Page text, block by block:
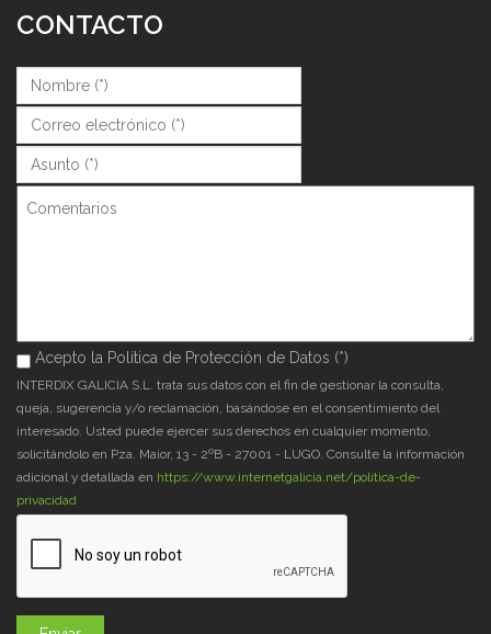
CONTACTO
Nombre (*)*
Correo (*)*
Asunto (*)*
Comentarios
Acepto la Política de Protección de Datos (*)
Acepto la Política de Protección de Datos (*)
INTERDIX GALICIA S.L. trata sus datos con el fin de gestionar la consulta,
queja, sugerencia y/o reclamación, basándose en el consentimiento del
interesado. Usted puede ejercer sus derechos en cualquier momento,
solicitándolo en Pza. Maior, 13 - 2ºB - 27001 - LUGO. Consulte la información
adicional y detallada en https://www.internetgalicia.net/política-de-
privacidad